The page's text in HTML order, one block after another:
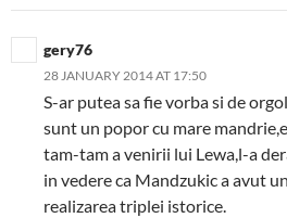
gery76
28 JANUARY 2014 AT 17:50
S-ar putea sa fie vorba si de
sunt un popor cu mare
tam-tam a venirii lui Lewa,l-a
in vedere ca Mandzukic a avut
realizarea triplei istorice.